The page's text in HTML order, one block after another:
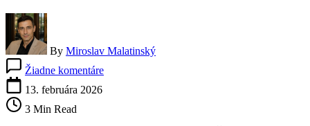
By Miroslav Malatinský
Žiadne komentáreLavrov
13. februára 2026
3 Min Read